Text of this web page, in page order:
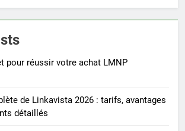
pour réussir votre achat LMNP
de Linkavista 2026 : tarifs, avantages
détaillés